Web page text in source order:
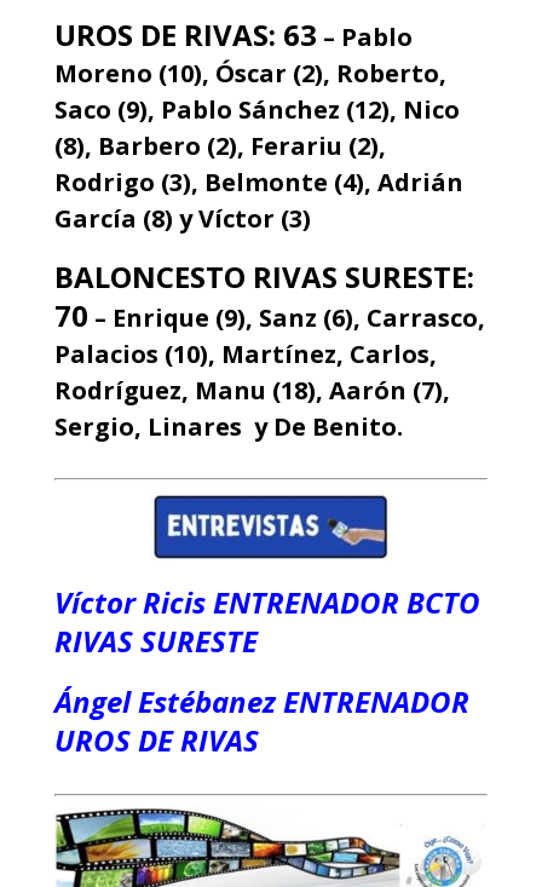
UROS DE RIVAS: 63 – Pablo
Moreno (10), Óscar (2), Roberto,
Saco (9), Pablo Sánchez (12), Nico
(8), Barbero (2), Ferariu (2),
Rodrigo (3), Belmonte (4), Adrián
García (8) y Víctor (3)
BALONCESTO RIVAS SURESTE:
70 – Enrique (9), Sanz (6), Carrasco,
Palacios (10), Martínez, Carlos,
Rodríguez, Manu (18), Aarón (7),
Sergio, Linares y De Benito.
Víctor Ricis ENTRENADOR BCTO
RIVAS SURESTE
Ángel Estébanez ENTRENADOR
UROS DE RIVAS